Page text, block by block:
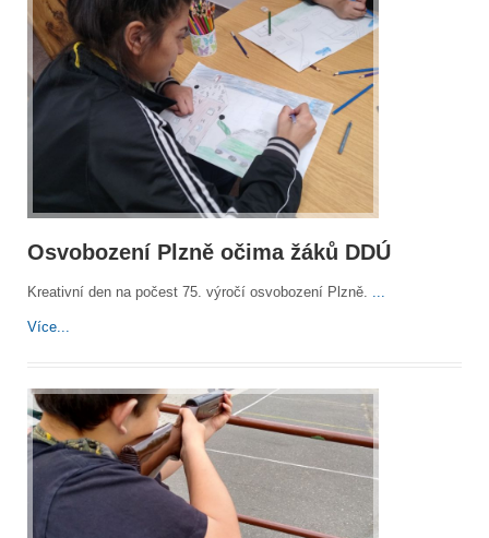
Osvobození Plzně očima žáků DDÚ
Kreativní den na počest 75. výročí osvobození Plzně. ...
Více...